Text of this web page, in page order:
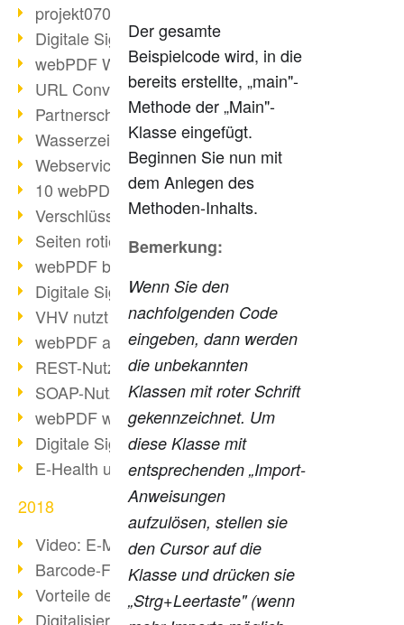
projekt0708 & webPDF
Digitale Signaturen - Teil 3
webPDF Webservices Signature
URL Converter mit wsclient
Partnerschaft mit d.vinci
Wasserzeichen per wsclient
Webservice via Ant-Task Bibliothek
10 webPDF Vorteile für Entwickler
Verschlüsselung mit wsclient
Seiten rotieren mit wsclient
webPDF bei Würth Finance
Digitale Signaturen - Teil 2
VHV nutzt webPDF Preview
webPDF als Docker-Container
REST-Nutzung mit webPDF wsclient
SOAP-Nutzung mit webPDF wsclient
webPDF wsclient für Java
Digitale Signaturen - Teil 1
E-Health und Digitalisierung
2018
Video: E-Mails in PDF konvertieren
Barcode-Formate im Überblick
Vorteile des webPDF-Portals
Digitalisierung - Papierloses Büro
Der gesamte
Beispielcode wird, in die
bereits erstellte, „main"-
Methode der „Main"-
Klasse eingefügt.
Beginnen Sie nun mit
dem Anlegen des
Methoden-Inhalts.
Bemerkung:
Wenn Sie den
nachfolgenden Code
eingeben, dann werden
die unbekannten
Klassen mit roter Schrift
gekennzeichnet. Um
diese Klasse mit
entsprechenden „Import-
Anweisungen
aufzulösen, stellen sie
den Cursor auf die
Klasse und drücken sie
„Strg+Leertaste" (wenn